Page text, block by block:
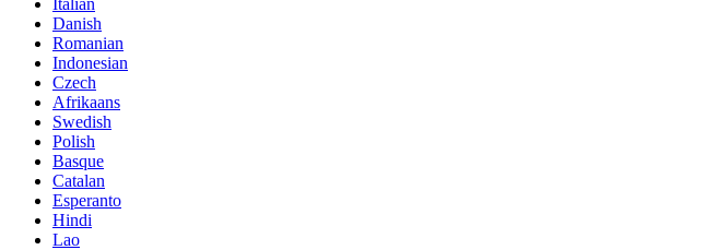
Italian
Danish
Romanian
Indonesian
Czech
Afrikaans
Swedish
Polish
Basque
Catalan
Esperanto
Hindi
Lao